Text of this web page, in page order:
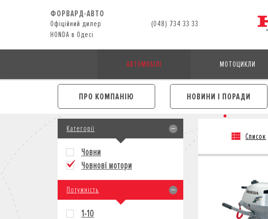
ФОРВАРД-АВТО
Офіційний дилер
HONDA в Одесі
(048) 734 33 33
АВТОМОБІЛІ МОТОЦИКЛИ
ПРО КОМПАНІЮ НОВИНИ І ПОРАДИ
Категорії
Човни
Човнові мотори
Потужність
1-10
Список